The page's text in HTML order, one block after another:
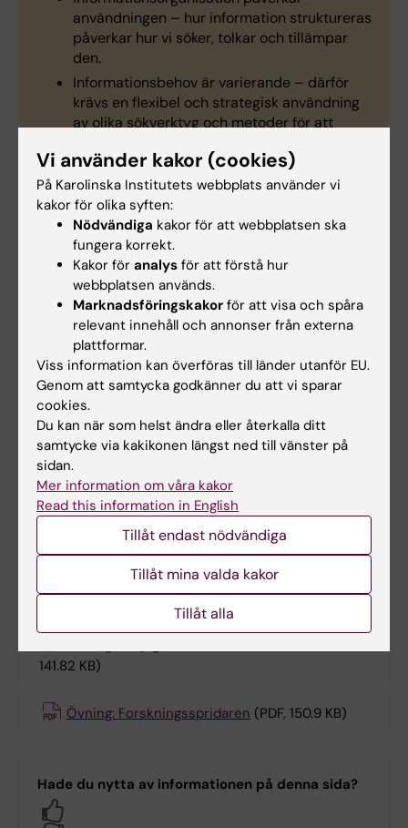
användningen – hur information struktureras
påverkar hur vi söker, tolkar och tillämpar
den.
Informationsbehov är varierande – därför
krävs en flexibel och strategisk användning
av olika sökverktyg och metoder för att
(American Library Association, 2015)
Under rubrikerna hittar du exempel på
övningar som utvecklar studenternas
informationskunnighet. Dessa kan du själv låta
studenterna göra eller genom att beställa
undervisning av biblioteket.
Övningsmaterial
Övning: Jämför två databaser
Övning: Pussla referens (PDF, 158.21 KB)
Övning: Granska en systematisk sökstrategi
(PDF, 486.03 KB)
141.82 KB)
Övning: Forskningsspridaren (PDF, 150.9 KB)
Hade du nytta av informationen på denna sida?
Vi använder kakor (cookies)
På Karolinska Institutets webbplats använder vi
kakor för olika syften:
Nödvändiga kakor för att webbplatsen ska
fungera korrekt.
Kakor för analys för att förstå hur
webbplatsen används.
Marknadsföringskakor för att visa och spåra
relevant innehåll och annonser från externa
plattformar.
Viss information kan överföras till länder utanför EU.
Genom att samtycka godkänner du att vi sparar
cookies.
Du kan när som helst ändra eller återkalla ditt
samtycke via kakikonen längst ned till vänster på
sidan.
Mer information om våra kakor
Read this information in English
Tillåt endast nödvändiga
Tillåt mina valda kakor
Tillåt alla